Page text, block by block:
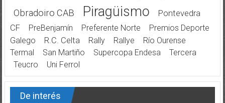
Obradoiro CAB Piragüismo
Pontevedra
CF
PreBenjamín Preferente Norte
Premios Deporte
Galego
R.C. Celta Rally Rallye
Río Ourense
Termal
San Martiño Supercopa Endesa
Tercera
Teucro
Uni Ferrol
De interés